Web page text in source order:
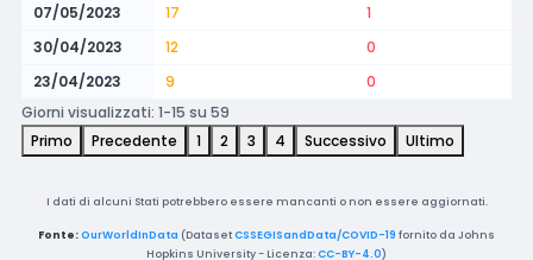
07/05/2023
17
1
30/04/2023
12
0
23/04/2023
9
0
Giorni visualizzati: 1-15 su 59
Primo
Precedente 1 2 3 4 Successivo Ultimo
I dati di alcuni Stati potrebbero essere mancanti o non essere aggiornati.
Fonte:OurWorldInData (DatasetCSSEGISandData/COVID-19 fornito da Johns
Hopkins University - Licenza:CC-BY-4.0)